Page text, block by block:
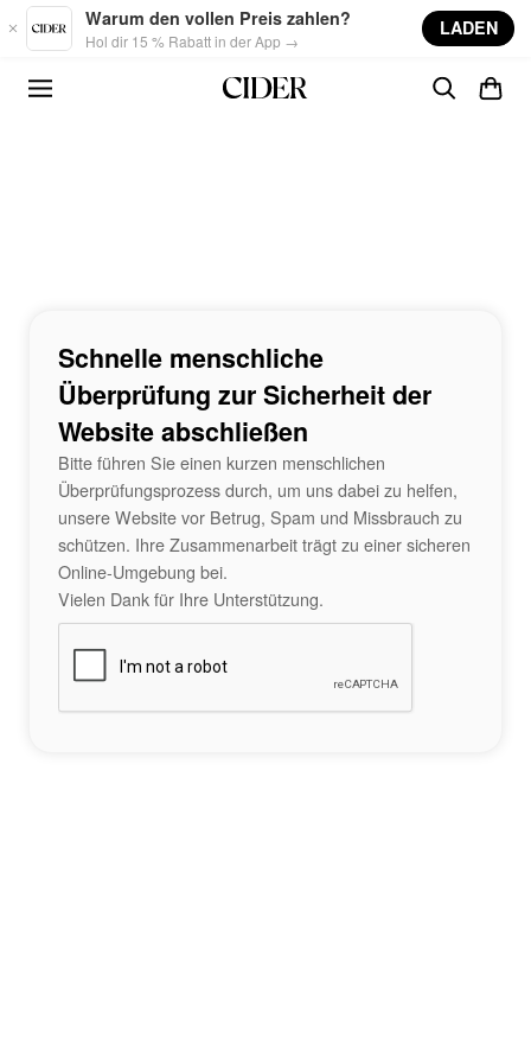
Skip to main content
Warum den vollen Preis zahlen?
Hol dir 15 % Rabatt in der App →
LADEN
Schnelle menschliche
Überprüfung zur Sicherheit der
Website abschließen
Bitte führen Sie einen kurzen menschlichen
Überprüfungsprozess durch, um uns dabei zu helfen,
unsere Website vor Betrug, Spam und Missbrauch zu
schützen. Ihre Zusammenarbeit trägt zu einer sicheren
Online-Umgebung bei.
Vielen Dank für Ihre Unterstützung.